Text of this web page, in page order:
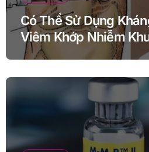
Có Thể Sử Dụng
Viêm Khớp Nhiễm